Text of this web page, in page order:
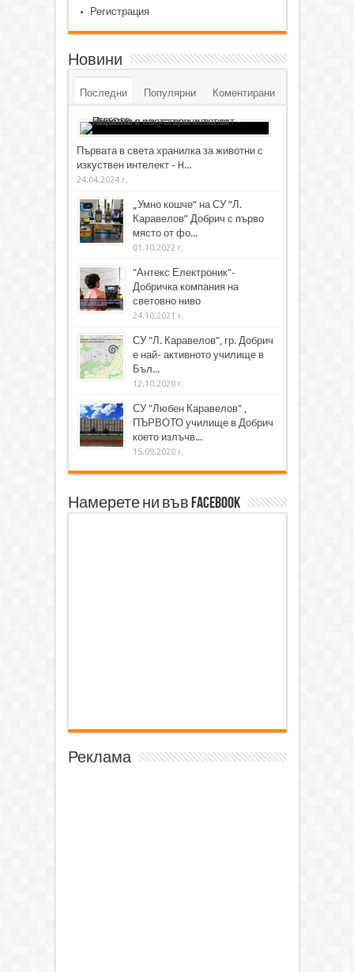
Регистрация
Новини
Последни Популярни Коментирани
Първата в света хранилка за животни с
изкуствен интелект - H...
24.04.2024 г.
„Умно кошче“ на СУ “Л.
Каравелов” Добрич с първо
място от фо...
01.10.2022 г.
"Антекс Електроник"-
Добричка компания на
световно ниво
24.10.2021 г.
СУ "Л. Каравелов", гр. Добрич
е най- активното училище в
Бъл...
12.10.2020 г.
СУ "Любен Каравелов" ,
ПЪРВОТО училище в Добрич
което излъчв...
15.09.2020 г.
Намерете ни във Facebook
Реклама